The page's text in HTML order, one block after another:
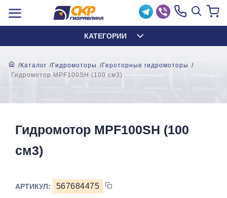
КАТЕГОРИИ
Каталог Гидромоторы
Героторные гидромоторы
Гидромотор MPF100SH (100 см3)
Гидромотор MPF100SH (100
см3)
АРТИКУЛ: 567684475